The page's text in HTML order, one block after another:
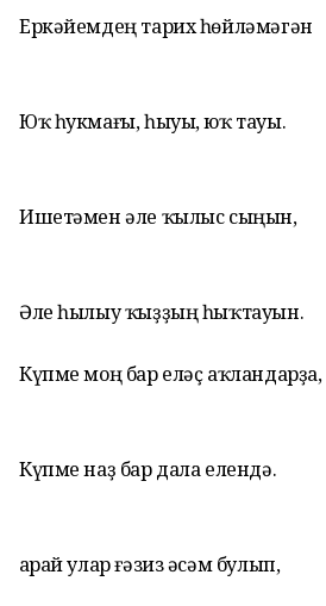
Еркәйемдең тарих һөйләмәгән
Юҡ һукмағы, һыуы, юҡ тауы.
Ишетәмен әле ҡылыс сыңын,
Әле һылыу ҡыҙҙың һыҡтауын.
Күпме моң бар еләҫ аҡландарҙа,
Күпме наҙ бар дала елендә.
Ҡарай улар ғәзиз әсәм булып,